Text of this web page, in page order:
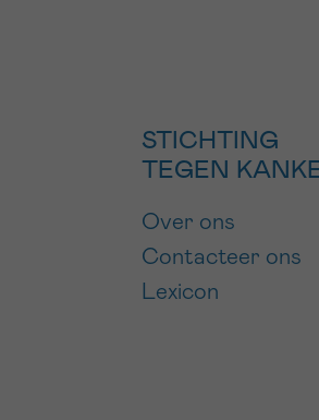
STICHTING
TEGEN
Over ons
Contacteer ons
Lexicon